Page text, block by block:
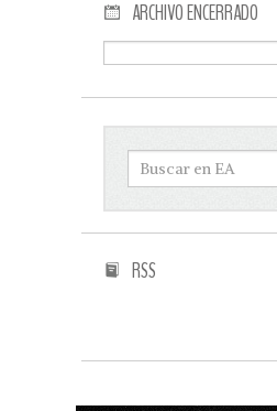
ARCHIVO ENCERRADO
RSS